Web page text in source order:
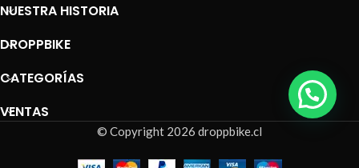
NUESTRA HISTORIA
DROPPBIKE
CATEGORÍAS
VENTAS
© Copyright 2026 droppbike.cl